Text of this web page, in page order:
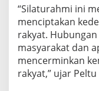
u
a
h
i
d
e
“Silaturahmi ini
menciptakan
rakyat.
masyarakat dan
mencerminkan
rakyat,” ujar